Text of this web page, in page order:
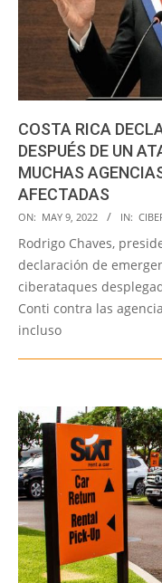
COSTA RICA
DESPUÉS DE UN
MUCHAS
AFECTADAS
2022-
05-
09
ON: MAY 9, 2022 IN:
Rodrigo Chaves,
declaración de
ciberataques
Conti contra las
incluso